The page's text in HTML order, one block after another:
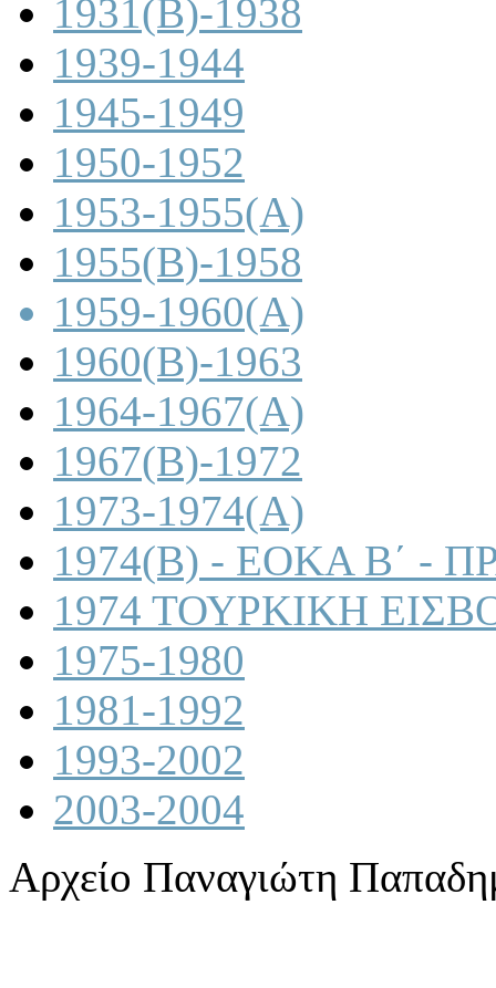
1931(B)-1938
1939-1944
1945-1949
1950-1952
1953-1955(A)
1955(B)-1958
1959-1960(A)
1960(B)-1963
1964-1967(A)
1967(B)-1972
1973-1974(A)
1974(B) - ΕΟΚΑ Β΄ -
1974 ΤΟΥΡΚΙΚΗ
1975-1980
1981-1992
1993-2002
2003-2004
Αρχείο Παναγιώτη